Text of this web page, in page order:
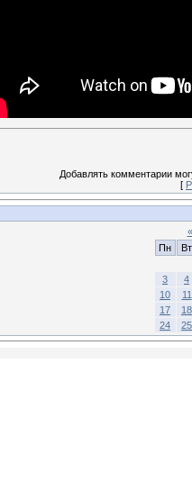
Добавлять комментарии
[
«
Пн
Вт
3
4
10
11
17
18
24
25